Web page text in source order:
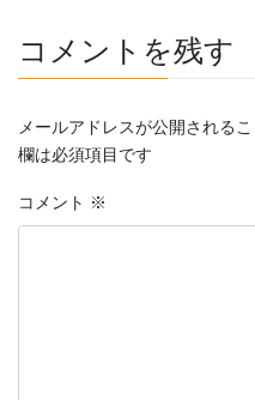
コメントを残す
メールアドレスが公開されるこ
欄は必須項目です
コメント ※